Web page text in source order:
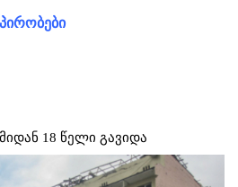
18 წელი გავიდა